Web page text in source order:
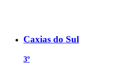
Caxias do Sul
3º